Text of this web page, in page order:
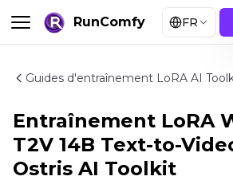
RunComfy FR
Guides d'entraînement LoRA AI
Entraînement LoRA
T2V 14B Text-to-
Ostris AI Toolkit